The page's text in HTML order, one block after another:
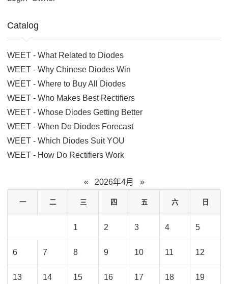
Catalog
WEET - What Related to Diodes
WEET - Why Chinese Diodes Win
WEET - Where to Buy All Diodes
WEET - Who Makes Best Rectifiers
WEET - Whose Diodes Getting Better
WEET - When Do Diodes Forecast
WEET - Which Diodes Suit YOU
WEET - How Do Rectifiers Work
« 2026年4月 »
一 二 三 四 五 六 日
1 2 3 4 5
6 7 8 9 10 11 12
13 14 15 16 17 18 19